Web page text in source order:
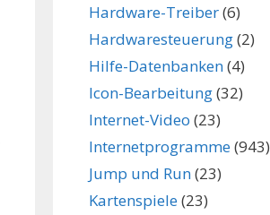
Hardware-Treiber(6)
Hardwaresteuerung(2)
Hilfe-Datenbanken(4)
Icon-Bearbeitung(32)
Internet-Video (23)
Internetprogramme(943)
Jump und Run(23)
Kartenspiele(23)